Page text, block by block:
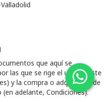
que aquí se
las que se rige el uso de este
) y la compra o adquisición de
adelante, Condiciones).